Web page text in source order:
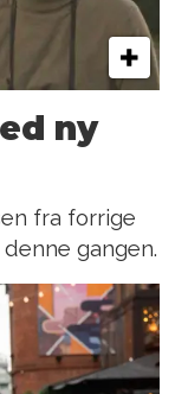
ny
fra forrige
gangen.